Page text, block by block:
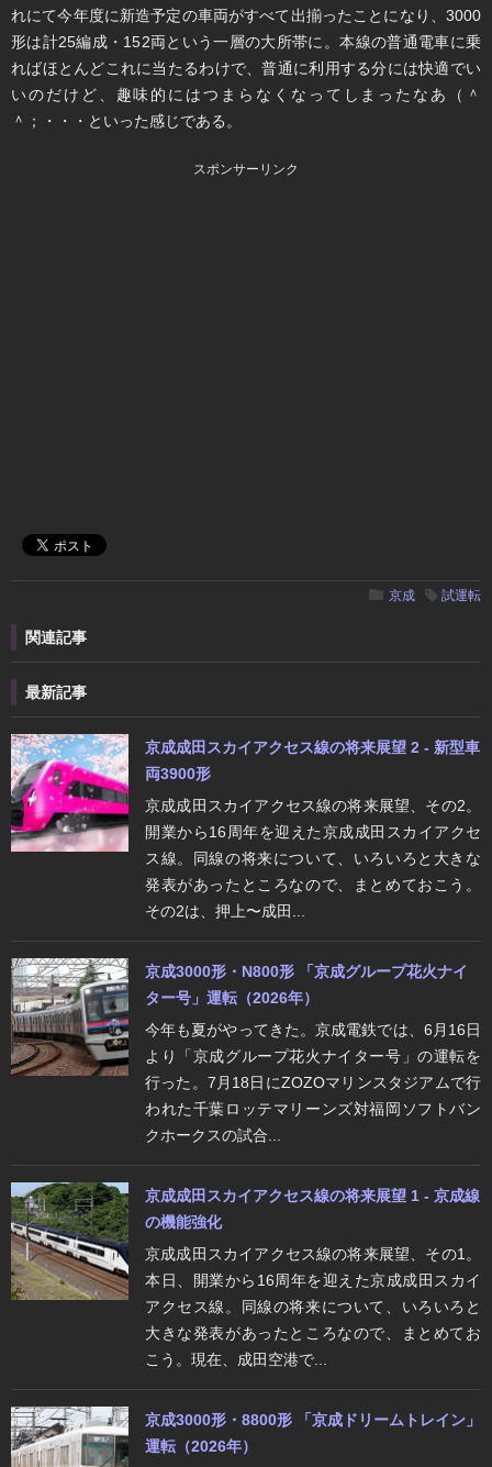
れにて今年度に新造予定の車両がすべて出揃ったことになり、3000
形は計25編成・152両という一層の大所帯に。本線の普通電車に乗
ればほとんどこれに当たるわけで、普通に利用する分には快適でい
いのだけど、趣味的にはつまらなくなってしまったなあ（＾
＾；・・・といった感じである。
スポンサーリンク
京成 試運転
関連記事
最新記事
京成成田スカイアクセス線の将来展望 2 - 新型車
両3900形
京成成田スカイアクセス線の将来展望、その2。
開業から16周年を迎えた京成成田スカイアクセ
ス線。同線の将来について、いろいろと大きな
発表があったところなので、まとめておこう。
その2は、押上〜成田...
京成3000形・N800形 「京成グループ花火ナイ
ター号」運転（2026年）
今年も夏がやってきた。京成電鉄では、6月16日
より「京成グループ花火ナイター号」の運転を
行った。7月18日にZOZOマリンスタジアムで行
われた千葉ロッテマリーンズ対福岡ソフトバン
クホークスの試合...
京成成田スカイアクセス線の将来展望 1 - 京成線
の機能強化
京成成田スカイアクセス線の将来展望、その1。
本日、開業から16周年を迎えた京成成田スカイ
アクセス線。同線の将来について、いろいろと
大きな発表があったところなので、まとめてお
こう。現在、成田空港で...
京成3000形・8800形 「京成ドリームトレイン」
運転（2026年）